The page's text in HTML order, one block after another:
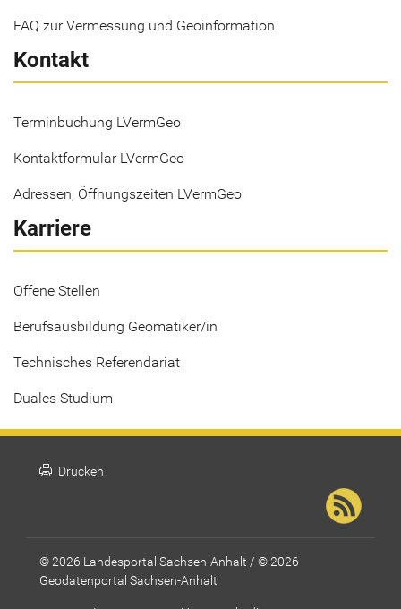
FAQ zur Vermessung und Geoinformation
Kontakt
Terminbuchung LVermGeo
Kontaktformular LVermGeo
Adressen, Öffnungszeiten LVermGeo
Karriere
Offene Stellen
Berufsausbildung Geomatiker/in
Technisches Referendariat
Duales Studium
print Drucken
© 2026 Landesportal Sachsen-Anhalt / © 2026
Geodatenportal Sachsen-Anhalt